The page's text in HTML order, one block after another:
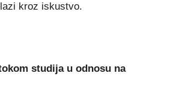
kroz iskustvo.
studija u odnosu na